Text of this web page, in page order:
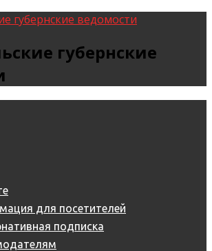
губернские
для посетителей
подписка